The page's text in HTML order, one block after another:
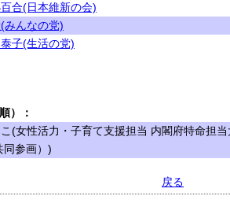
百合(日本維新の会)
みんなの党)
子(生活の党)
）：
(女性活力・子育て支援担当 内閣府特命担
同参画）)
戻る